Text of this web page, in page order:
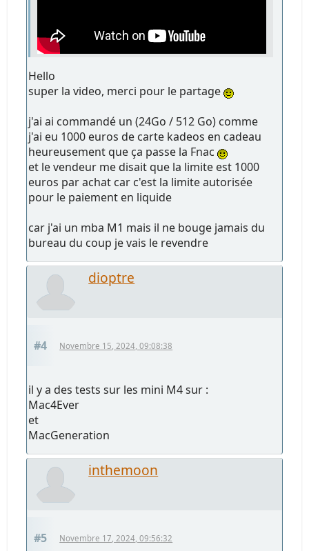
Hello
super la video, merci pour le partage
j'ai ai commandé un (24Go / 512 Go) comme
j'ai eu 1000 euros de carte kadeos en cadeau
heureusement que ça passe la Fnac
et le vendeur me disait que la limite est 1000
euros par achat car c'est la limite autorisée
pour le paiement en liquide
car j'ai un mba M1 mais il ne bouge jamais du
bureau du coup je vais le revendre
dioptre
#4 Novembre 15, 2024, 09:08:38
il y a des tests sur les mini M4 sur :
Mac4Ever
et
MacGeneration
inthemoon
#5 Novembre 17, 2024, 09:56:32